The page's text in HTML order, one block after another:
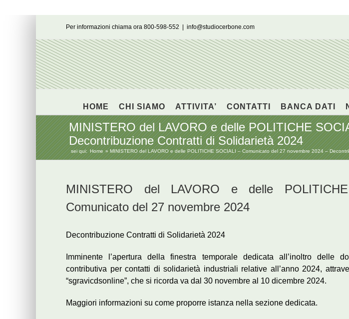
Per informazioni chiama ora 800-598-552 info@studiocerbone.com
HOME CHI SIAMO ATTIVITA’ CONTATTI BANCA DATI
MINISTERO del LAVORO e delle POLITICHE
Decontribuzione Contratti di Solidarietà 2024
sei qui: Home MINISTERO del LAVORO e delle POLITICHE SOCIALI – Comunicato del 27 novembre 2024 –
MINISTERO del LAVORO e delle
Comunicato del 27 novembre 2024
Decontribuzione Contratti di Solidarietà 2024
Imminente l’apertura della finestra temporale dedicata all’inoltro delle
contributiva per contatti di solidarietà industriali relative all’anno 2024,
“sgravicdsonline”, che si ricorda va dal 30 novembre al 10 dicembre 2024.
Maggiori informazioni su come proporre istanza nella sezione dedicata.